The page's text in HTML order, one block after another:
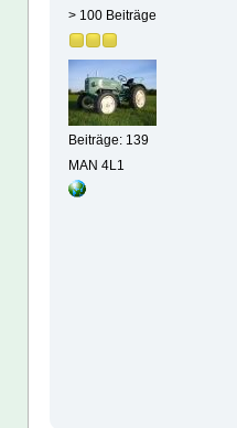
> 100 Beiträge
Beiträge: 139
MAN 4L1